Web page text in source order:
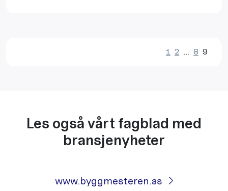
1 2 … 8 9
Les også vårt fagblad med
bransjenyheter
www.byggmesteren.as